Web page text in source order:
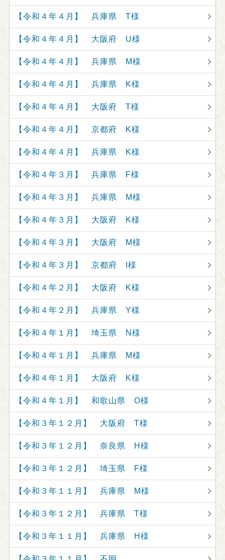
【令和４年４月】 兵庫県 T様
【令和４年４月】 大阪府 U様
【令和４年４月】 兵庫県 M様
【令和４年４月】 兵庫県 K様
【令和４年４月】 大阪府 T様
【令和４年４月】 京都府 K様
【令和４年４月】 兵庫県 K様
【令和４年３月】 兵庫県 F様
【令和４年３月】 兵庫県 M様
【令和４年３月】 大阪府 K様
【令和４年３月】 大阪府 M様
【令和４年３月】 京都府 I様
【令和４年２月】 大阪府 K様
【令和４年２月】 兵庫県 Y様
【令和４年１月】 埼玉県 N様
【令和４年１月】 兵庫県 M様
【令和４年１月】 大阪府 K様
【令和４年１月】 和歌山県 O様
【令和３年１２月】 大阪府 T様
【令和３年１２月】 奈良県 H様
【令和３年１２月】 埼玉県 F様
【令和３年１１月】 兵庫県 M様
【令和３年１２月】 兵庫県 T様
【令和３年１１月】 兵庫県 H様